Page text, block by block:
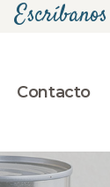
Escríbanos
Contacto